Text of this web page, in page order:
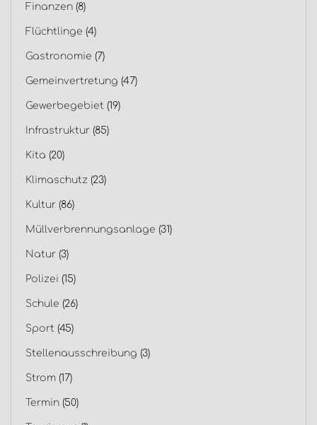
Finanzen (8)
Flüchtlinge (4)
Gastronomie (7)
Gemeinvertretung (47)
Gewerbegebiet (19)
Infrastruktur (85)
Kita (20)
Klimaschutz (23)
Kultur (86)
Müllverbrennungsanlage (31)
Natur (3)
Polizei (15)
Schule (26)
Sport (45)
Stellenausschreibung (3)
Strom (17)
Termin (50)